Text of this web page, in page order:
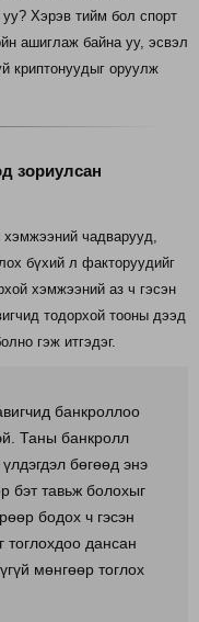
Хэрэв тийм бол спорт
ашиглаж байна уу, эсвэл
криптонуудыг оруулж
зориулсан
хэмжээний чадварууд,
бүхий л факторуудийг
хэмжээний аз ч гэсэн
тодорхой тооны дээд
гэж итгэдэг.
банкроллоо
Таны банкролл
бөгөөд энэ
бэт тавьж болохыг
бодох ч гэсэн
тоглохдоо дансан
мөнгөөр тоглох